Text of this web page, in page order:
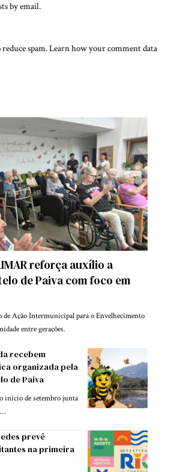
by email.
spam.Learn how your comment data
reforça auxílio a
de Paiva com foco em
Ação Intermunicipal para o Envelhecimento
entre gerações.
recebem
organizada pela
de Paiva
início de setembro junta
prevê
na primeira